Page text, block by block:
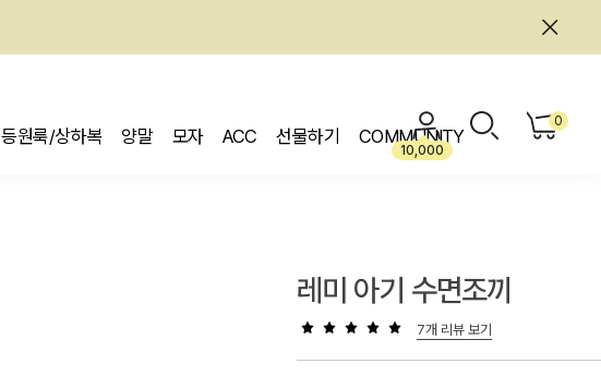
등원룩/상하복 양말 모자 ACC 선물하기 COMMUNITY
10,000
0
레미 아기 수면조끼
7개 리뷰 보기